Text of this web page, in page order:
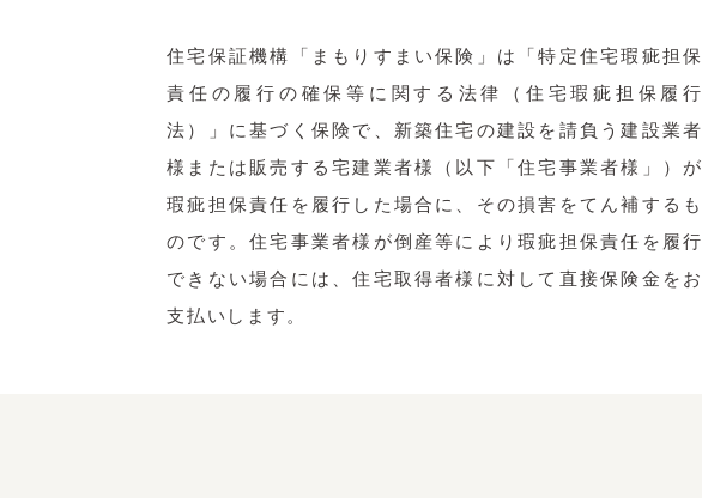
住宅保証機構「まもりすまい保険」は「特定住宅瑕疵担保
責任の履行の確保等に関する法律（住宅瑕疵担保履行
法）」に基づく保険で、新築住宅の建設を請負う建設業者
様または販売する宅建業者様（以下「住宅事業者様」）が
瑕疵担保責任を履行した場合に、その損害をてん補するも
のです。住宅事業者様が倒産等により瑕疵担保責任を履行
できない場合には、住宅取得者様に対して直接保険金をお
支払いします。